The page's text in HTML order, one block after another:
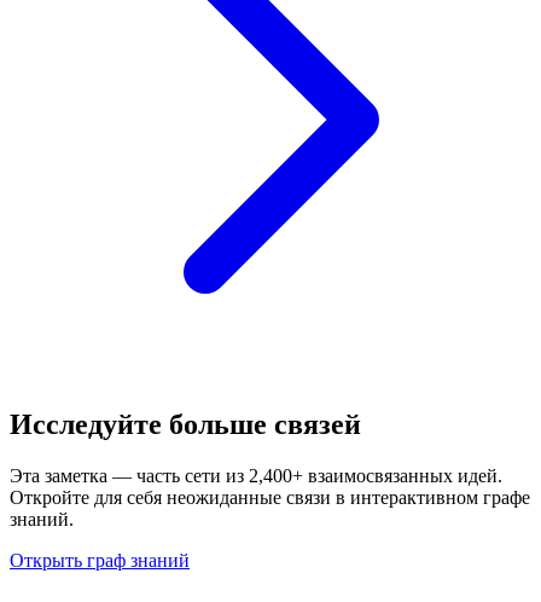
Исследуйте больше связей
Эта заметка — часть сети из 2,400+ взаимосвязанных идей.
Откройте для себя неожиданные связи в интерактивном графе
знаний.
Открыть граф знаний